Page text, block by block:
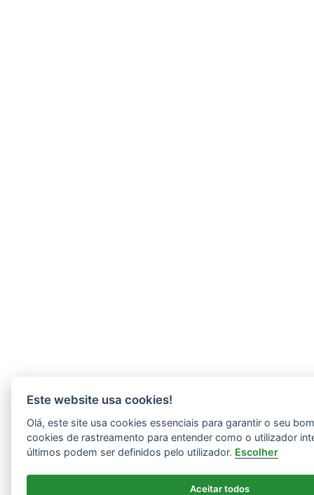
Este website usa cookies!
Olá, este site usa cookies essenciais para garantir o seu
cookies de rastreamento para entender como o utilizador
últimos podem ser definidos pelo utilizador. Escolher
Aceitar todos